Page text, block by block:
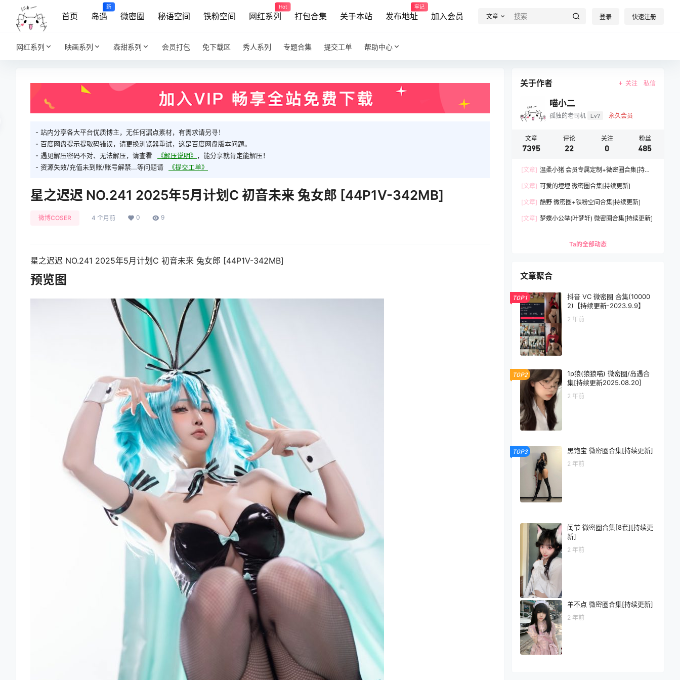
首页 岛遇
新
微密圈 秘语空间 铁粉空间 网红系列
Hot
打包合集 关于本站 发布地址
牢记
加入会员 文章 登录 快速注册
网红系列 映画系列 森甜系列 会员打包 免下载区 秀人系列 专题合集 提交工单 帮助中心
- 站内分享各大平台优质博主，无任何漏点素材，有需求请另寻！
- 百度网盘提示提取码错误，请更换浏览器重试，这是百度网盘版本问题。
- 遇见解压密码不对、无法解压，请查看
《解压说明》 ，能分享就肯定能解压！
- 资源失效/充值未到账/账号解禁...等问题请
《提交工单》
星之迟迟 NO.241 2025年5月计划C 初音未来 兔女郎 [44P1V-342MB]
微博COSER 4 个月前 0 9
星之迟迟 NO.241 2025年5月计划C 初音未来 兔女郎 [44P1V-342MB]
预览图
关于作者 关注 私信
喵小二
孤独的老司机 Lv7 永久会员
文章
7395
评论
22
关注
0
粉丝
485
[文章] 温柔小猪 会员专属定制+微密圈合集[持续
[文章] 可爱的埋埋 微密圈合集[持续更新]
[文章] 酷野 微密圈+铁粉空间合集[持续更新]
[文章] 梦蝶小公举(叶梦轩) 微密圈合集[持续更新]
Ta的全部动态
文章聚合
TOP1
抖音 VC 微密圈 合集(10000
2)【持续更新-2023.9.9】
2 年前
TOP2
1p狼(狼狼喵) 微密圈/岛遇合
集[持续更新2025.08.20]
2 年前
TOP3 黑饱宝 微密圈合集[持续更新]
2 年前
闰节 微密圈合集[8套][持续更
新]
2 年前
羊不点 微密圈合集[持续更新]
2 年前